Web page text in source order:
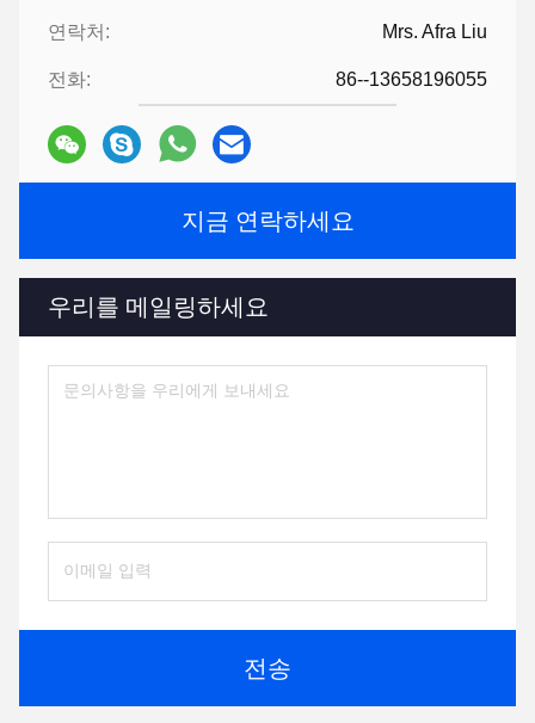
연락처: Mrs. Afra Liu
전화: 86--13658196055
지금 연락하세요
우리를 메일링하세요
전송